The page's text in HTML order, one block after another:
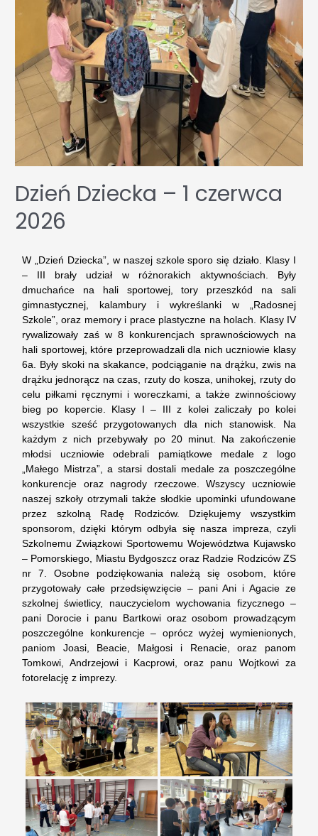
Dzień Dziecka – 1 czerwca
2026
W „Dzień Dziecka”, w naszej szkole sporo się działo. Klasy I
– III brały udział w różnorakich aktywnościach. Były
dmuchańce na hali sportowej, tory przeszkód na sali
gimnastycznej, kalambury i wykreślanki w „Radosnej
Szkole”, oraz memory i prace plastyczne na holach. Klasy IV
rywalizowały zaś w 8 konkurencjach sprawnościowych na
hali sportowej, które przeprowadzali dla nich uczniowie klasy
6a. Były skoki na skakance, podciąganie na drążku, zwis na
drążku jednorącz na czas, rzuty do kosza, unihokej, rzuty do
celu piłkami ręcznymi i woreczkami, a także zwinnościowy
bieg po kopercie. Klasy I – III z kolei zaliczały po kolei
wszystkie sześć przygotowanych dla nich stanowisk. Na
każdym z nich przebywały po 20 minut. Na zakończenie
młodsi uczniowie odebrali pamiątkowe medale z logo
„Małego Mistrza”, a starsi dostali medale za poszczególne
konkurencje oraz nagrody rzeczowe. Wszyscy uczniowie
naszej szkoły otrzymali także słodkie upominki ufundowane
przez szkolną Radę Rodziców. Dziękujemy wszystkim
sponsorom, dzięki którym odbyła się nasza impreza, czyli
Szkolnemu Związkowi Sportowemu Województwa Kujawsko
– Pomorskiego, Miastu Bydgoszcz oraz Radzie Rodziców ZS
nr 7. Osobne podziękowania należą się osobom, które
przygotowały całe przedsięwzięcie – pani Ani i Agacie ze
szkolnej świetlicy, nauczycielom wychowania fizycznego –
pani Dorocie i panu Bartkowi oraz osobom prowadzącym
poszczególne konkurencje – oprócz wyżej wymienionych,
paniom Joasi, Beacie, Małgosi i Renacie, oraz panom
Tomkowi, Andrzejowi i Kacprowi, oraz panu Wojtkowi za
fotorelację z imprezy.